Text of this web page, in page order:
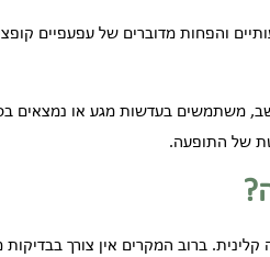
והפחות מדוברים של עפעפיים
משתמשים בעדשות מגע או נמצאים
של התופעה.
ברוב המקרים אין צורך בבדיקות